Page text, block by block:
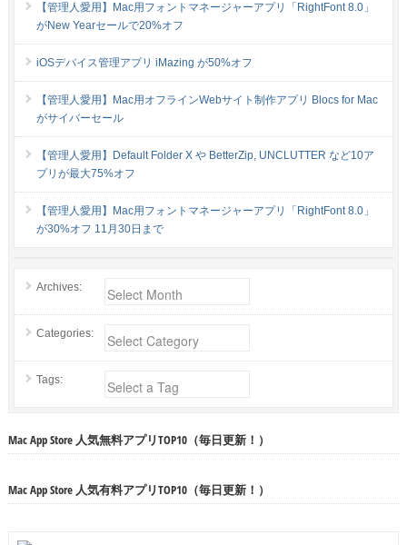
【管理人愛用】Mac用フォントマネージャーアプリ「RightFont 8.0」
がNew Yearセールで20%オフ
iOSデバイス管理アプリ iMazing が50%オフ
【管理人愛用】Mac用オフラインWebサイト制作アプリ Blocs for Mac
がサイバーセール
【管理人愛用】Default Folder X や BetterZip, UNCLUTTER など10ア
プリが最大75%オフ
【管理人愛用】Mac用フォントマネージャーアプリ「RightFont 8.0」
が30%オフ 11月30日まで
Archives:
Categories:
Tags:
Mac App Store 人気無料アプリTOP10（毎日更新！）
Mac App Store 人気有料アプリTOP10（毎日更新！）